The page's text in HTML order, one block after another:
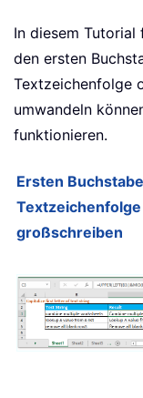
In diesem Tutorial
den ersten
Textzeichenfolge
umwandeln
funktionieren.
Ersten
großschreiben